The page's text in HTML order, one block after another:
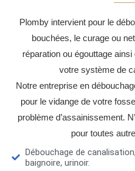
Plomby intervient pour le
bouchées, le curage ou
réparation ou égouttage
votre système de
Notre entreprise en
pour le vidange de votre
problème d’assainissement.
pour toutes
Débouchage de
baignoire, urinoir.